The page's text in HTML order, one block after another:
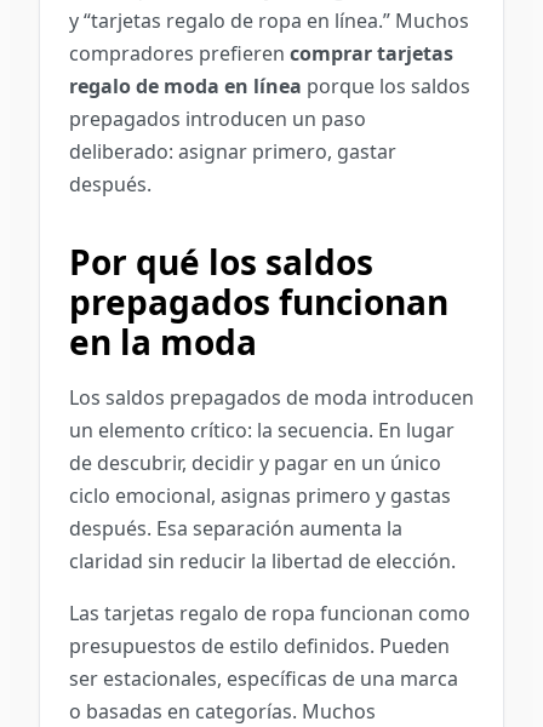
y “tarjetas regalo de ropa en línea.” Muchos
compradores prefieren comprar tarjetas
regalo de moda en línea porque los saldos
prepagados introducen un paso
deliberado: asignar primero, gastar
después.
Por qué los saldos
prepagados funcionan
en la moda
Los saldos prepagados de moda introducen
un elemento crítico: la secuencia. En lugar
de descubrir, decidir y pagar en un único
ciclo emocional, asignas primero y gastas
después. Esa separación aumenta la
claridad sin reducir la libertad de elección.
Las tarjetas regalo de ropa funcionan como
presupuestos de estilo definidos. Pueden
ser estacionales, específicas de una marca
o basadas en categorías. Muchos